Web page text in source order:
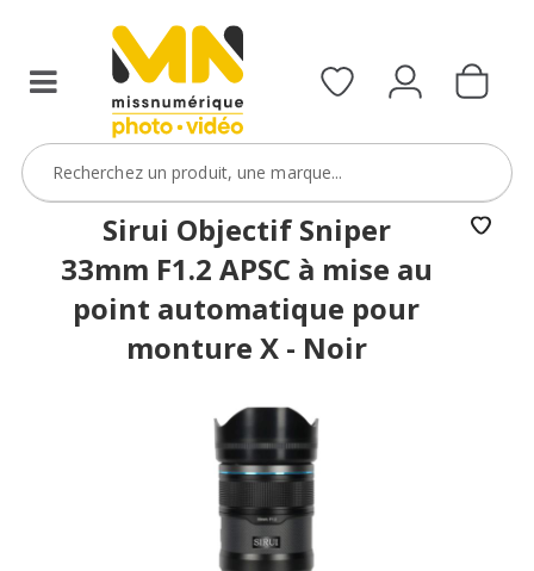
le
ObjectifFiltre5
VOIR L'OFFRE
Sirui Objectif Sniper
33mm F1.2 APSC à mise au
point automatique pour
monture X - Noir